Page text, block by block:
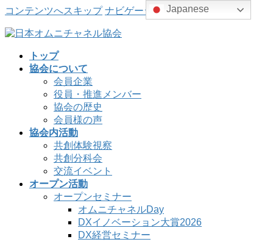
コンテンツへスキップ ナビゲーションに移動
トップ
協会について
会員企業
役員・推進メンバー
協会の歴史
会員様の声
協会内活動
共創体験視察
共創分科会
交流イベント
オープン活動
オープンセミナー
オムニチャネルDay
DXイノベーション大賞2026
DX経営セミナー
Japanese